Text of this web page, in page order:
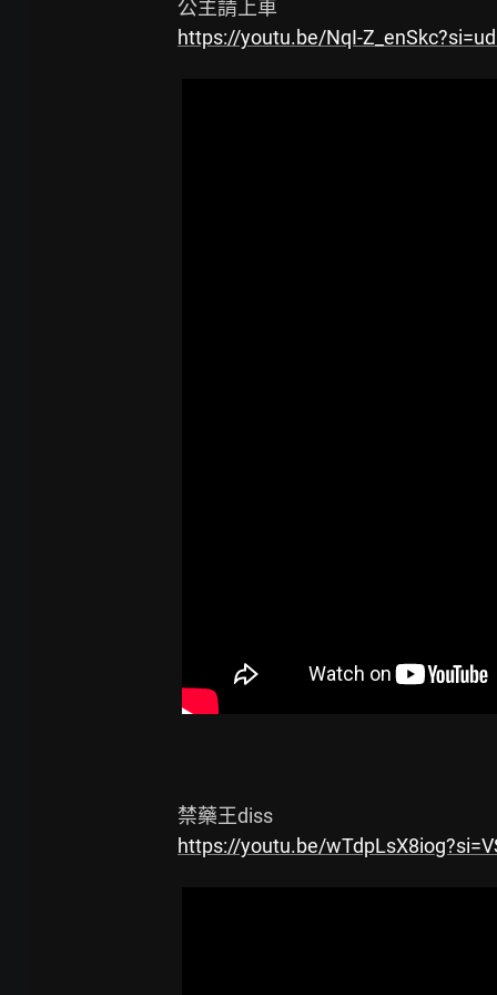
https://youtu.be/NqI-
https://youtu.be/